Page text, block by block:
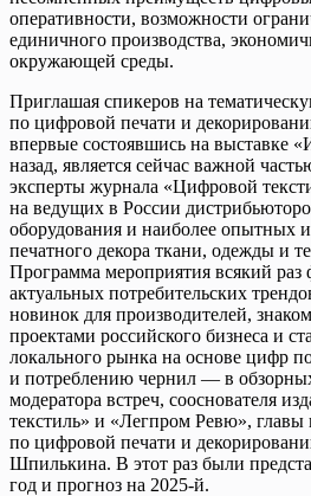
оперативности, возможности
единичного производства,
окружающей среды.
Приглашая спикеров на
по цифровой печати и
впервые состоявшись на выставке
назад, является сейчас важной
эксперты журнала «Цифровой
на ведущих в России
оборудования и наиболее опытных
печатного декора ткани, одежды и
Программа мероприятия всякий раз
актуальных потребительских
новинок для производителей,
проектами российского бизнеса и
локального рынка на основе цифр
и потреблению чернил — в
модератора встреч, сооснователя
текстиль» и «Легпром Ревю», главы
по цифровой печати и
Шпилькина. В этот раз были
год и прогноз на 2025-й.